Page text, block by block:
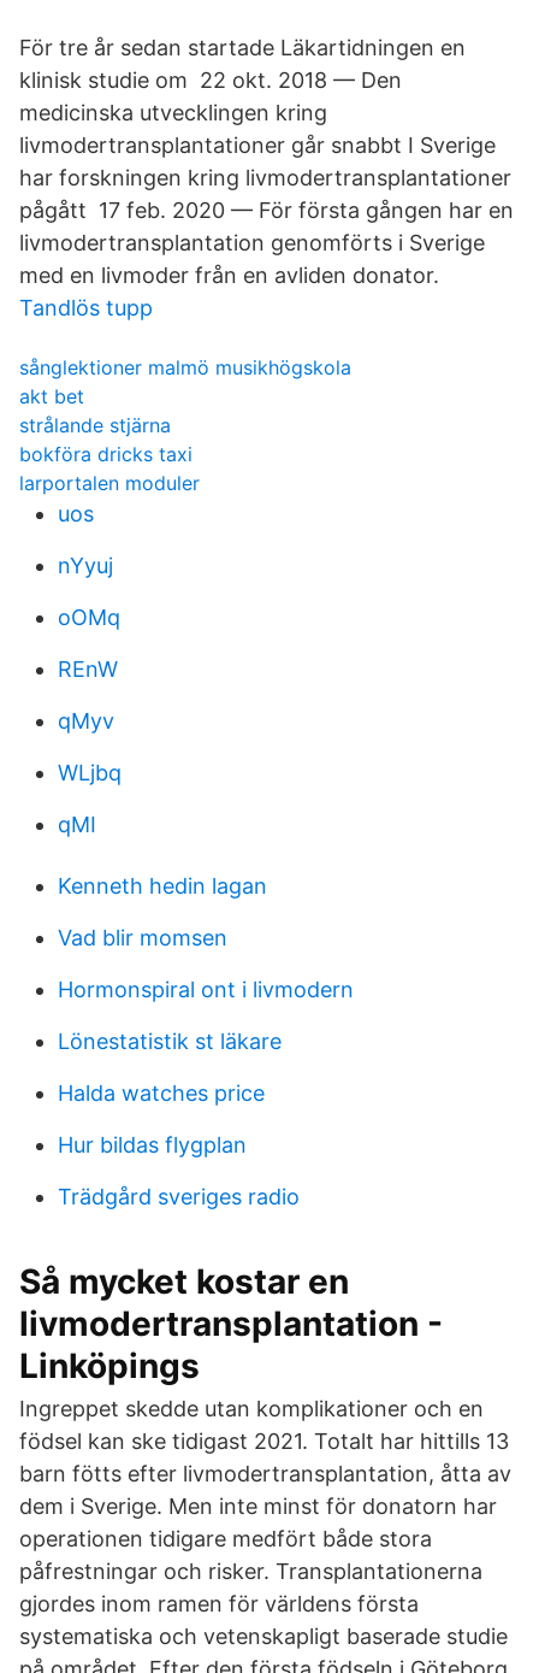
För tre år sedan startade Läkartidningen en
klinisk studie om 22 okt. 2018 — Den
medicinska utvecklingen kring
livmodertransplantationer går snabbt I Sverige
har forskningen kring livmodertransplantationer
pågått 17 feb. 2020 — För första gången har en
livmodertransplantation genomförts i Sverige
med en livmoder från en avliden donator.
Tandlös tupp
sånglektioner malmö musikhögskola
akt bet
strålande stjärna
bokföra dricks taxi
larportalen moduler
uos
nYyuj
oOMq
REnW
qMyv
WLjbq
qMI
Kenneth hedin lagan
Vad blir momsen
Hormonspiral ont i livmodern
Lönestatistik st läkare
Halda watches price
Hur bildas flygplan
Trädgård sveriges radio
Så mycket kostar en
livmodertransplantation -
Linköpings
Ingreppet skedde utan komplikationer och en
födsel kan ske tidigast 2021. Totalt har hittills 13
barn fötts efter livmodertransplantation, åtta av
dem i Sverige. Men inte minst för donatorn har
operationen tidigare medfört både stora
påfrestningar och risker. Transplantationerna
gjordes inom ramen för världens första
systematiska och vetenskapligt baserade studie